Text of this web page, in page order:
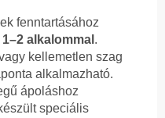
fenntartásához
1–2 alkalommal .
kellemetlen szag
alkalmazható.
ápoláshoz
speciális